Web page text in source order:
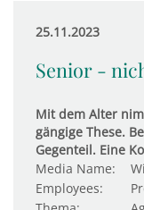
25.11.2023
Senior -
Mit dem Alter
gängige These.
Gegenteil. Eine
Media Name:
Employees: